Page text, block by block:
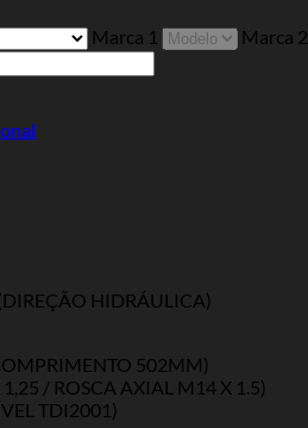
Marca 1
Marca 2
HIDRÁULICA)
502MM)
/ ROSCA AXIAL M14 X 1.5)
TDI2001)